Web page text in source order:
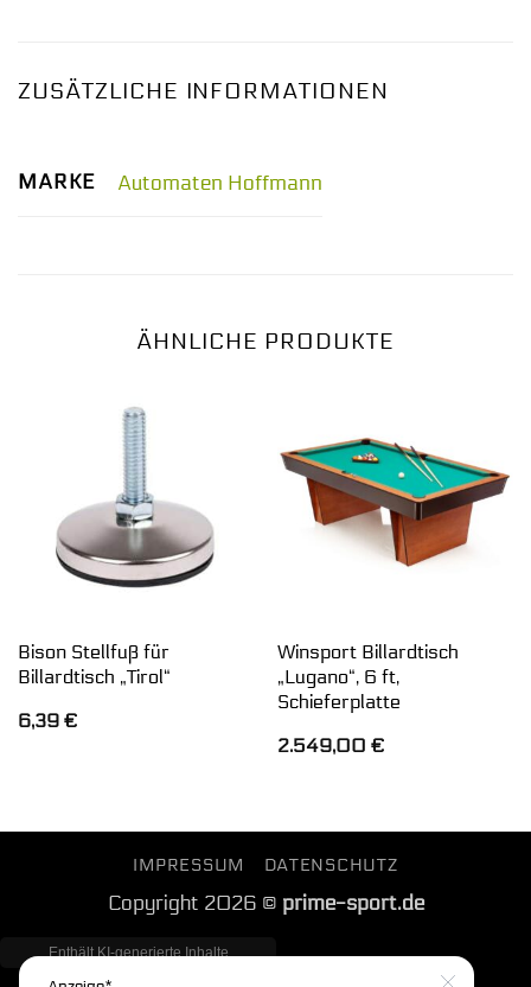
ZUSÄTZLICHE INFORMATIONEN
MARKE Automaten Hoffmann
ÄHNLICHE PRODUKTE
Bison Stellfuß für
Billardtisch „Tirol“
6,39 €
Winsport Billardtisch
„Lugano“, 6 ft,
Schieferplatte
2.549,00 €
IMPRESSUM DATENSCHUTZ
Copyright 2026 © prime-sport.de